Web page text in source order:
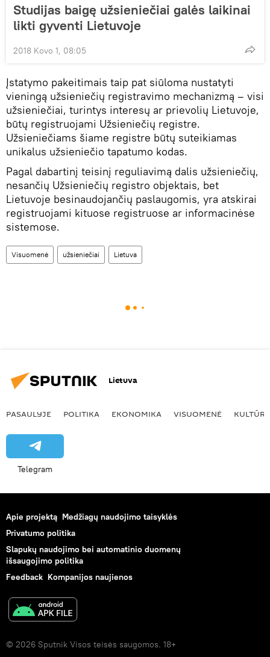
Studijas baigę užsieniečiai galės laikinai
likti gyventi Lietuvoje
2018 Kovo 1, 08:05
Įstatymo pakeitimais taip pat siūloma nustatyti
vieningą užsieniečių registravimo mechanizmą – visi
užsieniečiai, turintys interesų ar prievolių Lietuvoje,
būtų registruojami Užsieniečių registre.
Užsieniečiams šiame registre būtų suteikiamas
unikalus užsieniečio tapatumo kodas.
Pagal dabartinį teisinį reguliavimą dalis užsieniečių,
nesančių Užsieniečių registro objektais, bet
Lietuvoje besinaudojančių paslaugomis, yra atskirai
registruojami kituose registruose ar informacinėse
sistemose.
Visuomenė užsieniečiai Lietuva
Lietuva
PASAULYJE POLITIKA EKONOMIKA VISUOMENĖ KULTŪRA
Telegram
Apie projektą Medžiagų naudojimo taisyklės
Privatumo politika
Slapukų naudojimo bei automatinio duomenų
išsaugojimo politika
Feedback Kompanijos naujienos
© 2026 Sputnik Visos teisės saugomos. 18+